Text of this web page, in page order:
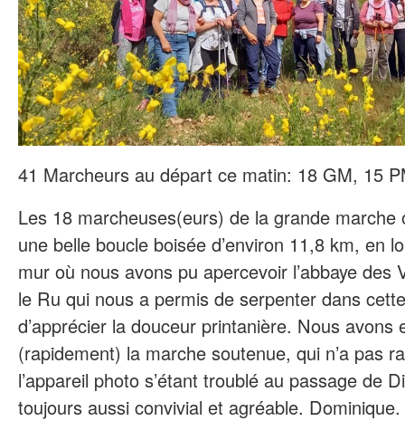
41 Marcheurs au départ ce matin: 18 GM, 15
Les 18 marcheuses(eurs) de la grande
une belle boucle boisée d’environ 11,8 km, en
mur où nous avons pu apercevoir l’abbaye des
le Ru qui nous a permis de serpenter dans
d’apprécier la douceur printanière. Nous avons
(rapidement) la marche soutenue, qui n’a pas
l’appareil photo s’étant troublé au passage de
toujours aussi convivial et agréable. Dominique.